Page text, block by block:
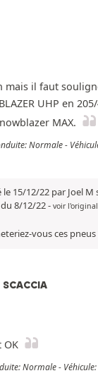
mais il faut
UHP en
MAX.
Normale -
15/12/22 par Joel M
8/12/22- voir
vous ces pneus
OK
Normale -